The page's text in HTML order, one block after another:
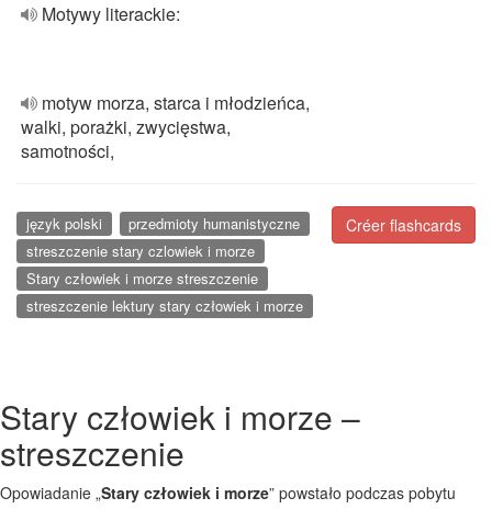
Motywy literackie:
motyw morza, starca i młodzieńca,
walki, porażki, zwycięstwa,
samotności,
Créer flashcards
język polski
przedmioty humanistyczne
streszczenie stary czlowiek i morze
Stary człowiek i morze streszczenie
streszczenie lektury stary człowiek i morze
Stary człowiek i morze –
streszczenie
Opowiadanie „Stary człowiek i morze” powstało podczas pobytu